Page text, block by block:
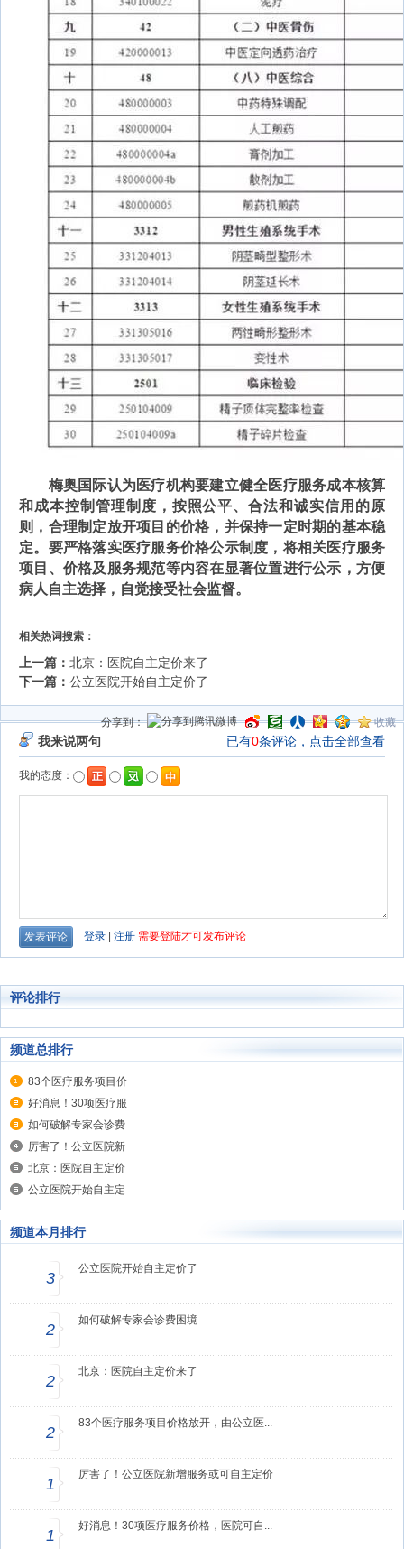
梅奥国际认为医疗机构要建立健全医疗服务成本核算
和成本控制管理制度，按照公平、合法和诚实信用的原
则，合理制定放开项目的价格，并保持一定时期的基本稳
定。要严格落实医疗服务价格公示制度，将相关医疗服务
项目、价格及服务规范等内容在显著位置进行公示，方便
病人自主选择，自觉接受社会监督。
相关热词搜索：
上一篇： 北京：医院自主定价来了
下一篇： 公立医院开始自主定价了
分享到： 收藏
评论排行
频道总排行
83个医疗服务项目价
好消息！30项医疗服
如何破解专家会诊费
厉害了！公立医院新
北京：医院自主定价
公立医院开始自主定
频道本月排行
3
公立医院开始自主定价了
2
如何破解专家会诊费困境
2
北京：医院自主定价来了
2
83个医疗服务项目价格放开，由公立医...
1
厉害了！公立医院新增服务或可自主定价
1
好消息！30项医疗服务价格，医院可自...